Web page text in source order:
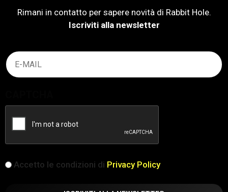
Rimani in contatto per sapere novità di Rabbit Hole.
Iscriviti alla newsletter
Email
(Obbligatorio)
iscrizione
Accetto le condizioni di Privacy Policy